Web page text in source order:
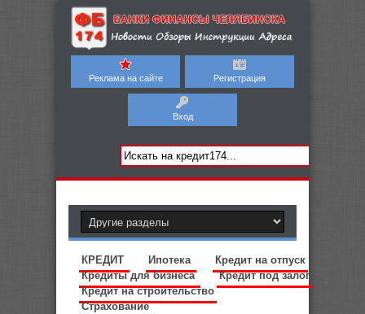
Реклама на сайте Регистрация
Вход
КРЕДИТ Ипотека
Кредит на отпуск
Кредиты для бизнеса
Кредит под залог
Кредит на строительство
Страхование